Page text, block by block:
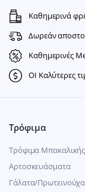
Καθημερινά
Δωρεάν
Καθημερινές
ΟΙ Καλύτερες
Τρόφιμα
Τρόφιμα Μπακαλικής
Αρτοσκευάσματα
Γάλατα/